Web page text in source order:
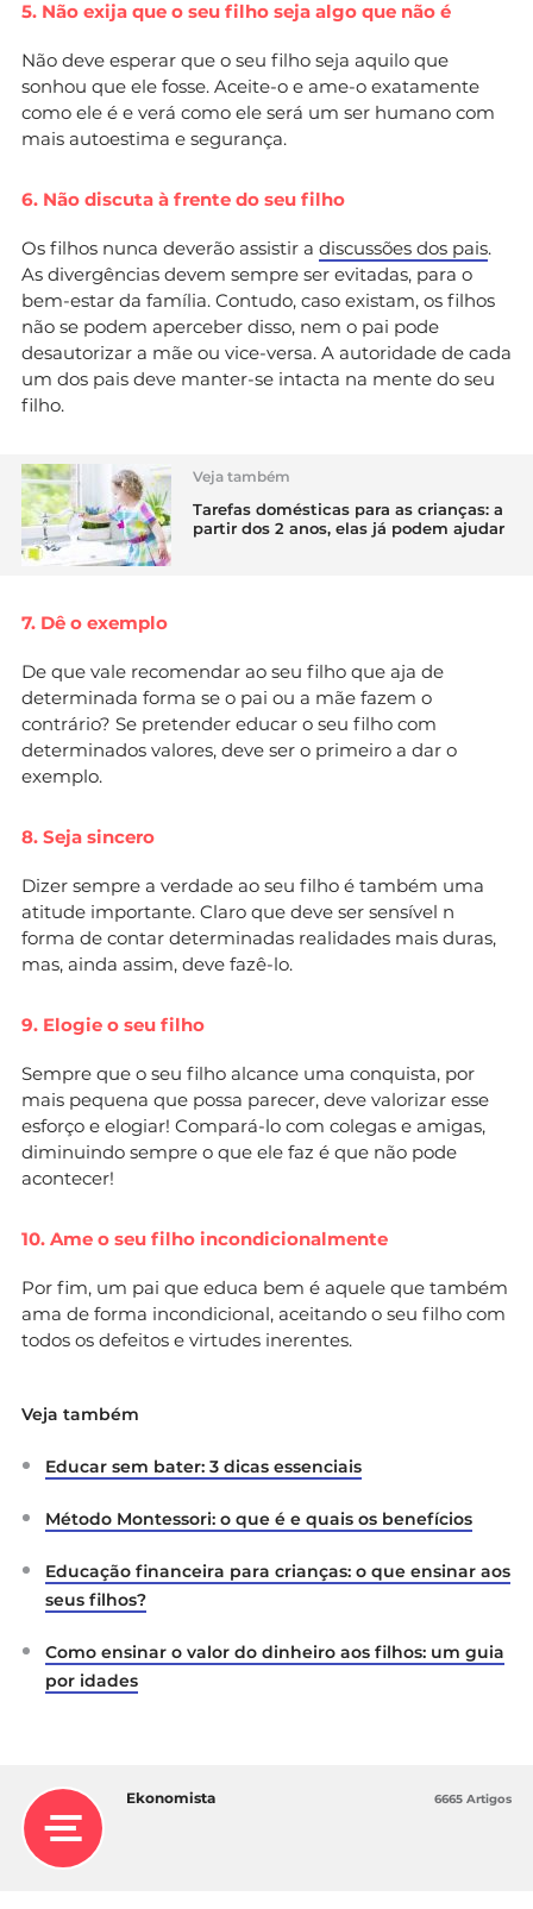
5. Não exija que o seu filho seja algo que não é
Não deve esperar que o seu filho seja aquilo que
sonhou que ele fosse. Aceite-o e ame-o exatamente
como ele é e verá como ele será um ser humano com
mais autoestima e segurança.
6. Não discuta à frente do seu filho
Os filhos nunca deverão assistir a discussões dos pais.
As divergências devem sempre ser evitadas, para o
bem-estar da família. Contudo, caso existam, os filhos
não se podem aperceber disso, nem o pai pode
desautorizar a mãe ou vice-versa. A autoridade de cada
um dos pais deve manter-se intacta na mente do seu
filho.
Veja também
Tarefas domésticas para as crianças: a
partir dos 2 anos, elas já podem ajudar
7. Dê o exemplo
De que vale recomendar ao seu filho que aja de
determinada forma se o pai ou a mãe fazem o
contrário? Se pretender educar o seu filho com
determinados valores, deve ser o primeiro a dar o
exemplo.
8. Seja sincero
Dizer sempre a verdade ao seu filho é também uma
atitude importante. Claro que deve ser sensível n
forma de contar determinadas realidades mais duras,
mas, ainda assim, deve fazê-lo.
9. Elogie o seu filho
Sempre que o seu filho alcance uma conquista, por
mais pequena que possa parecer, deve valorizar esse
esforço e elogiar! Compará-lo com colegas e amigas,
diminuindo sempre o que ele faz é que não pode
acontecer!
10. Ame o seu filho incondicionalmente
Por fim, um pai que educa bem é aquele que também
ama de forma incondicional, aceitando o seu filho com
todos os defeitos e virtudes inerentes.
Veja também
Educar sem bater: 3 dicas essenciais
Método Montessori: o que é e quais os benefícios
Educação financeira para crianças: o que ensinar aos
seus filhos?
Como ensinar o valor do dinheiro aos filhos: um guia
por idades
Ekonomista 6665 Artigos